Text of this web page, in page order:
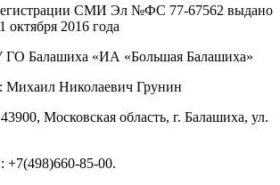
СМИ Эл №ФС ‎77-67562 выдано
октября 2016 года
Балашиха «ИА «Большая Балашиха»
Михаил Николаевич Грунин
Московская область, г. Балашиха, ул.
+7(498)660-85-00.